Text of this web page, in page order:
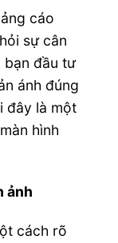
cáo
sự cân
bạn đầu tư
ánh đúng
đây là một
hình
ảnh
cách rõ